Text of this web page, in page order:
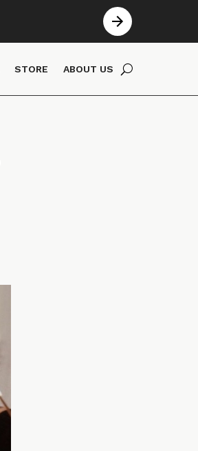
STORE ABOUT US